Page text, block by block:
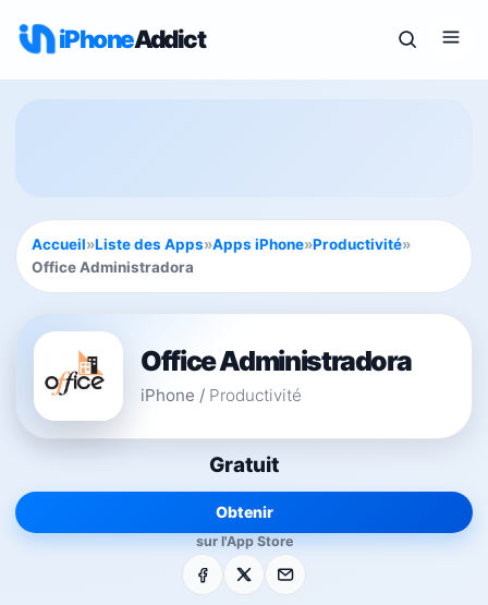
iPhoneAddict
Accueil»Liste des Apps»Apps iPhone»Productivité»
Office Administradora
Office Administradora
iPhone / Productivité
Gratuit
Obtenir
sur l'App Store
Facebook E-mail